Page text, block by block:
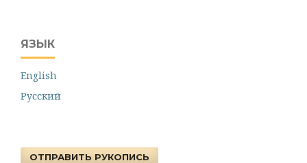
ЯЗЫК
English
Русский
ОТПРАВИТЬ РУКОПИСЬ